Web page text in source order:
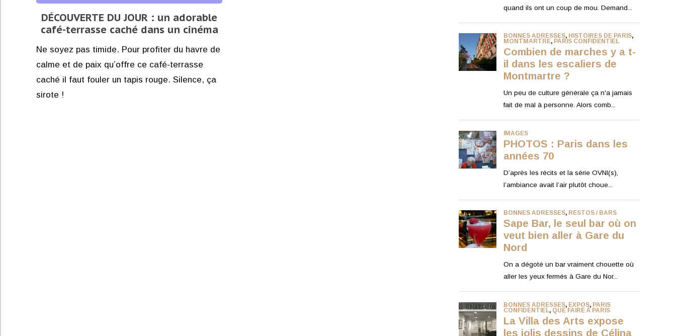
DÉCOUVERTE DU JOUR : un adorable
café-terrasse caché dans un cinéma
Ne soyez pas timide. Pour profiter du havre de
calme et de paix qu’offre ce café-terrasse
caché il faut fouler un tapis rouge. Silence, ça
sirote !